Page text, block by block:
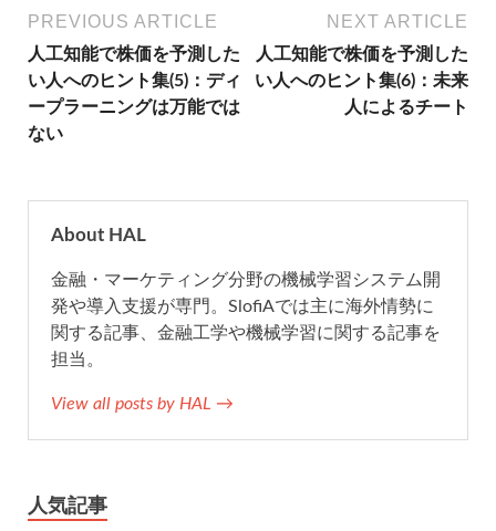
e
b
k
t
t
e
n
a
i
l
PREVIOUS ARTICLE
人工知能で株価を予測した
い人へのヒント集(5)：ディ
ープラーニングは万能では
ない
NEXT ARTICLE
人工知能で株価を予測した
い人へのヒント集(6)：未来
人によるチート
About HAL
金融・マーケティング分野の機械学習システム開
発や導入支援が専門。SlofiAでは主に海外情勢に
関する記事、金融工学や機械学習に関する記事を
担当。
View all posts by HAL →
人気記事